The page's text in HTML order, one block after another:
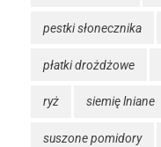
pestki słonecznika
płatki drożdżowe
ryż siemię lniane
suszone pomidory